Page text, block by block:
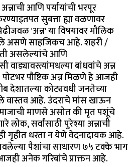
आणि पर्यायांची भरपूर
सुबत्ता ह्या वळणावर
'अन्न' या विषयावर मौलिक
असणे साहजिकच आहे. शहरी /
असलेल्यांचे आणि
वाड्यावस्त्यांमधल्या बांधवांचे अन्न
पौष्टिक अन्न मिळणे हे आजही
देशातल्या कोट्यवधी जनतेच्या
वास्तव आहे. उंदराचे मांस खाऊन
माणसे असोत की मृत पशूंचे
सर्वांसाठी पुरेश्या अन्नाची
गृहीत धरता न येणे वेदनादायक आहे.
पैशांचा साधारण ७५ टक्के भाग
अनेक गरिबांचे प्राक्तन आहे.